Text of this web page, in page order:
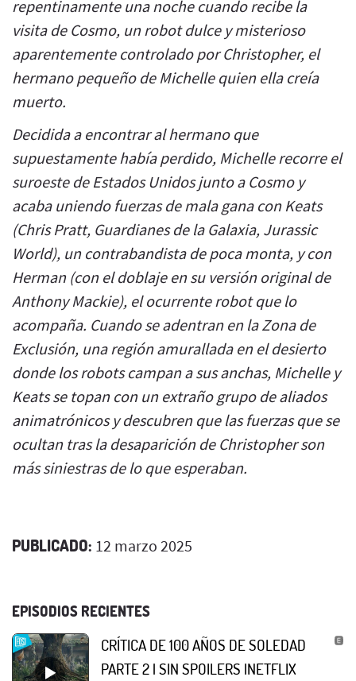
repentinamente una noche cuando recibe la
visita de Cosmo, un robot dulce y misterioso
aparentemente controlado por Christopher, el
hermano pequeño de Michelle quien ella creía
muerto.
Decidida a encontrar al hermano que
supuestamente había perdido, Michelle recorre el
suroeste de Estados Unidos junto a Cosmo y
acaba uniendo fuerzas de mala gana con Keats
(Chris Pratt, Guardianes de la Galaxia, Jurassic
World), un contrabandista de poca monta, y con
Herman (con el doblaje en su versión original de
Anthony Mackie), el ocurrente robot que lo
acompaña. Cuando se adentran en la Zona de
Exclusión, una región amurallada en el desierto
donde los robots campan a sus anchas, Michelle y
Keats se topan con un extraño grupo de aliados
animatrónicos y descubren que las fuerzas que se
ocultan tras la desaparición de Christopher son
más siniestras de lo que esperaban.
PUBLICADO: 12 marzo 2025
EPISODIOS RECIENTES
CRÍTICA DE 100 AÑOS DE SOLEDAD
PARTE 2 | SIN SPOILERS |NETFLIX